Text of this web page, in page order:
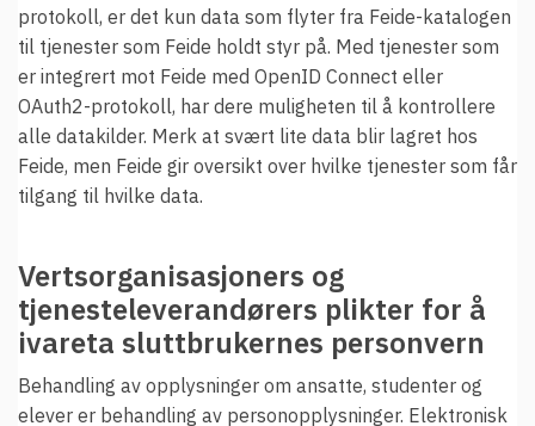
protokoll, er det kun data som flyter fra Feide-katalogen
til tjenester som Feide holdt styr på. Med tjenester som
er integrert mot Feide med OpenID Connect eller
OAuth2-protokoll, har dere muligheten til å kontrollere
alle datakilder. Merk at svært lite data blir lagret hos
Feide, men Feide gir oversikt over hvilke tjenester som får
tilgang til hvilke data.
Vertsorganisasjoners og
tjenesteleverandørers plikter for å
ivareta sluttbrukernes personvern
Behandling av opplysninger om ansatte, studenter og
elever er behandling av personopplysninger. Elektronisk